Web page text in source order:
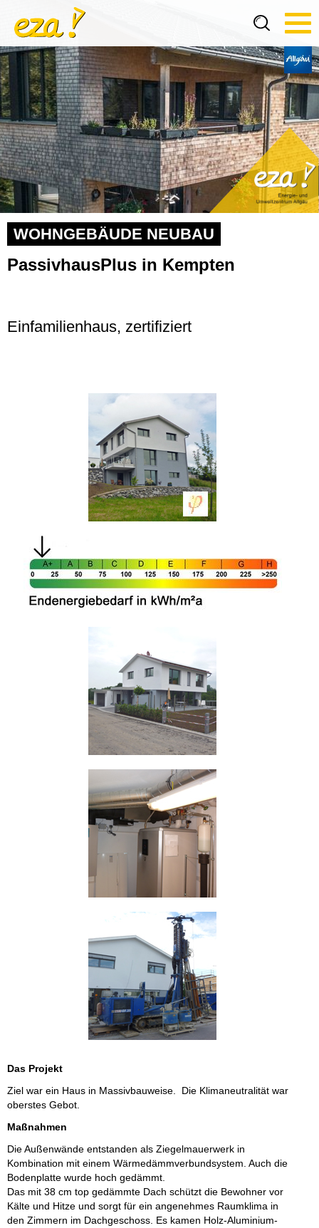
WOHNGEBÄUDE NEUBAU
PassivhausPlus in Kempten
Einfamilienhaus, zertifiziert
Das Projekt
Ziel war ein Haus in Massivbauweise. Die Klimaneutralität war
oberstes Gebot.
Maßnahmen
Die Außenwände entstanden als Ziegelmauerwerk in
Kombination mit einem Wärmedämmverbundsystem. Auch die
Bodenplatte wurde hoch gedämmt.
Das mit 38 cm top gedämmte Dach schützt die Bewohner vor
Kälte und Hitze und sorgt für ein angenehmes Raumklima in
den Zimmern im Dachgeschoss. Es kamen Holz-Aluminium-